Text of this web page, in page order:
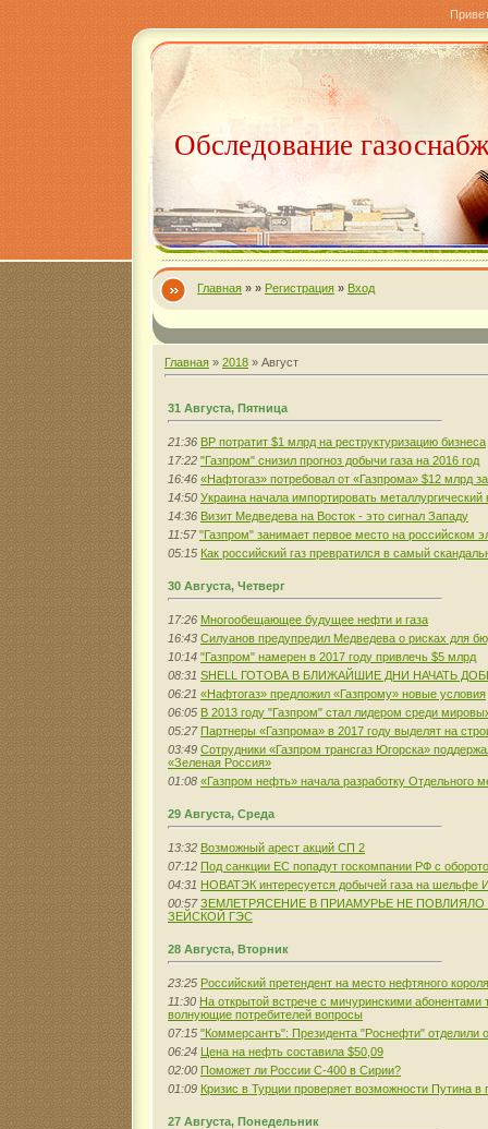
Обследование
Главная » » Регистрация » Вход
Главная » 2018 » Август
31 Августа, Пятница
21:36 BP потратит $1 млрд на реструктуризацию бизнеса
17:22 "Газпром" снизил прогноз добычи газа на 2016 год
16:46 «Нафтогаз» потребовал от «Газпрома» $12 млрд
14:50 Украина начала импортировать металлургический
14:36 Визит Медведева на Восток - это сигнал Западу
11:57 "Газпром" занимает первое место на российском
05:15 Как российский газ превратился в самый
30 Августа, Четверг
17:26 Многообещающее будущее нефти и газа
16:43 Силуанов предупредил Медведева о рисках для
10:14 "Газпром" намерен в 2017 году привлечь $5 млрд
08:31 SHELL ГОТОВА В БЛИЖАЙШИЕ ДНИ НАЧАТЬ
06:21 «Нафтогаз» предложил «Газпрому» новые условия
06:05 В 2013 году "Газпром" стал лидером среди
05:27 Партнеры «Газпрома» в 2017 году выделят на
03:49 Сотрудники «Газпром трансгаз Югорска»
«Зеленая Россия»
01:08 «Газпром нефть» начала разработку Отдельного
29 Августа, Среда
13:32 Возможный арест акций СП 2
07:12 Под санкции ЕС попадут госкомпании РФ с
04:31 НОВАТЭК интересуется добычей газа на шельфе
00:57 ЗЕМЛЕТРЯСЕНИЕ В ПРИАМУРЬЕ НЕ ПОВЛИЯЛО
ЗЕЙСКОЙ ГЭС
28 Августа, Вторник
23:25 Российский претендент на место нефтяного короля
11:30 На открытой встрече с мичуринскими абонентами
волнующие потребителей вопросы
07:15 "Коммерсантъ": Президента "Роснефти" отделили
06:24 Цена на нефть составила $50,09
02:00 Поможет ли России С-400 в Сирии?
01:09 Кризис в Турции проверяет возможности Путина
27 Августа, Понедельник